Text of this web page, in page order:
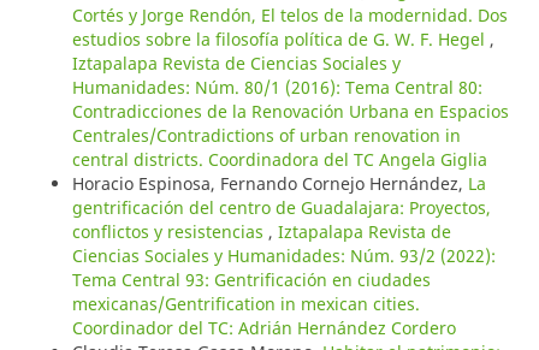
Cortés y Jorge Rendón, El telos de la modernidad. Dos
estudios sobre la filosofía política de G. W. F. Hegel ,
Iztapalapa Revista de Ciencias Sociales y
Humanidades: Núm. 80/1 (2016): Tema Central 80:
Contradicciones de la Renovación Urbana en Espacios
Centrales/Contradictions of urban renovation in
central districts. Coordinadora del TC Angela Giglia
Horacio Espinosa, Fernando Cornejo Hernández, La
gentrificación del centro de Guadalajara: Proyectos,
conflictos y resistencias , Iztapalapa Revista de
Ciencias Sociales y Humanidades: Núm. 93/2 (2022):
Tema Central 93: Gentrificación en ciudades
mexicanas/Gentrification in mexican cities.
Coordinador del TC: Adrián Hernández Cordero